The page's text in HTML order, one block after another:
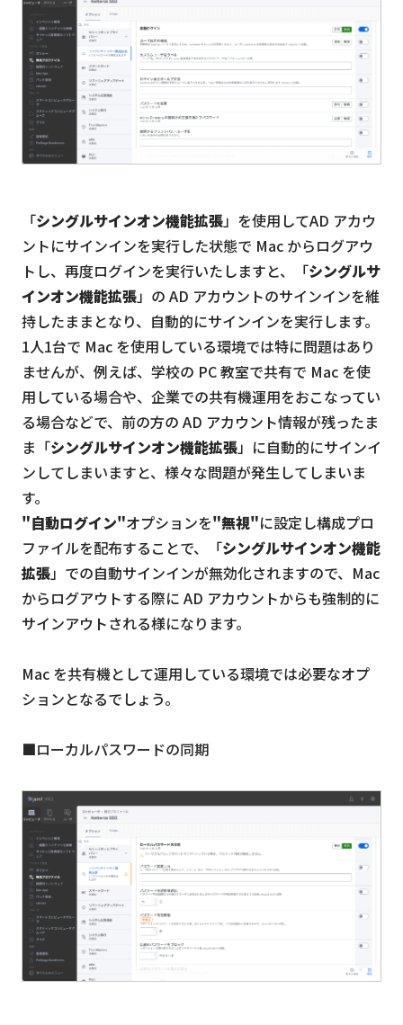
「シングルサインオン機能拡張」を使用してAD アカウ
ントにサインインを実行した状態で Mac からログアウ
トし、再度ログインを実行いたしますと、「シングルサ
インオン機能拡張」の AD アカウントのサインインを維
持したままとなり、自動的にサインインを実行します。
1人1台で Mac を使用している環境では特に問題はあり
ませんが、例えば、学校の PC 教室で共有で Mac を使
用している場合や、企業での共有機運用をおこなってい
る場合などで、前の方の AD アカウント情報が残ったま
ま「シングルサインオン機能拡張」に自動的にサインイ
ンしてしまいますと、様々な問題が発生してしまいま
す。
"自動ログイン"オプションを"無視"に設定し構成プロ
ファイルを配布することで、「シングルサインオン機能
拡張」での自動サインインが無効化されますので、Mac
からログアウトする際に AD アカウントからも強制的に
サインアウトされる様になります。
Mac を共有機として運用している環境では必要なオプ
ションとなるでしょう。
■ローカルパスワードの同期